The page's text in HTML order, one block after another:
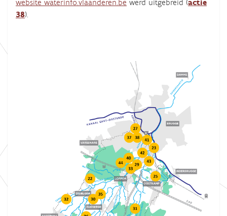
website waterinfo.vlaanderen.be werd uitgebreid (actie
38).